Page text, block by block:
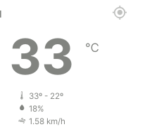
33 ℃
33º - 22º
18%
1.58 km/h